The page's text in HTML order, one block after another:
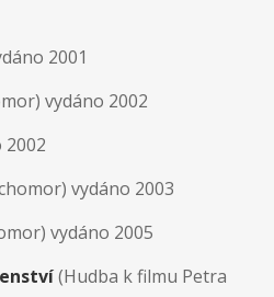
2001
vydáno 2002
2002
vydáno 2003
vydáno 2005
(Hudba k filmu Petra